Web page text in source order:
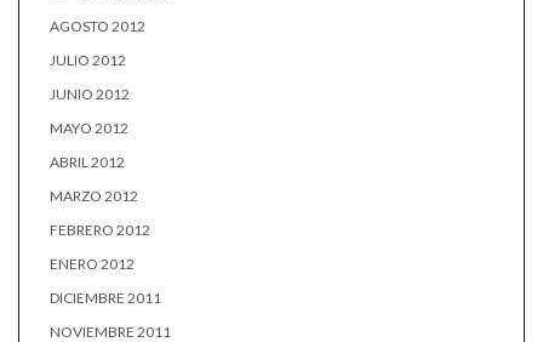
AGOSTO 2012
JULIO 2012
JUNIO 2012
MAYO 2012
ABRIL 2012
MARZO 2012
FEBRERO 2012
ENERO 2012
DICIEMBRE 2011
NOVIEMBRE 2011